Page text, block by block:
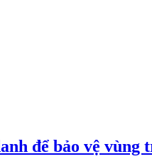
để bảo vệ vùng